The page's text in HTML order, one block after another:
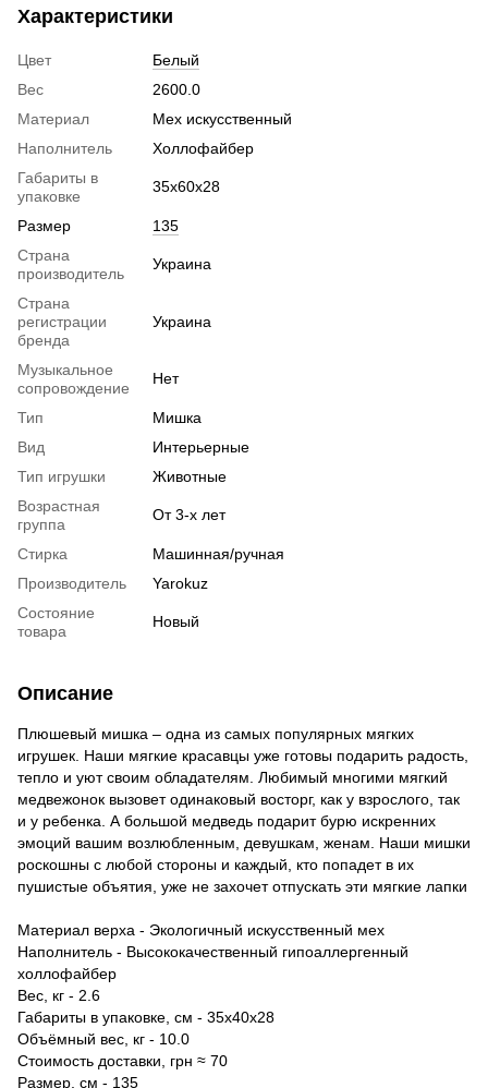
Характеристики
Цвет
Белый
Вес
2600.0
Материал
Мех искусственный
Наполнитель
Холлофайбер
Габариты в
упаковке
35х60х28
Размер
135
Страна
производитель
Украина
Страна
регистрации
бренда
Украина
Музыкальное
сопровождение
Нет
Тип
Мишка
Вид
Интерьерные
Тип игрушки
Животные
Возрастная
группа
От 3-х лет
Стирка
Машинная/ручная
Производитель
Yarokuz
Состояние
товара
Новый
Описание
Плюшевый мишка – одна из самых популярных мягких
игрушек. Наши мягкие красавцы уже готовы подарить радость,
тепло и уют своим обладателям. Любимый многими мягкий
медвежонок вызовет одинаковый восторг, как у взрослого, так
и у ребенка. А большой медведь подарит бурю искренних
эмоций вашим возлюбленным, девушкам, женам. Наши мишки
роскошны с любой стороны и каждый, кто попадет в их
пушистые объятия, уже не захочет отпускать эти мягкие лапки
Материал верха - Экологичный искусственный мех
Наполнитель - Высококачественный гипоаллергенный
холлофайбер
Вес, кг - 2.6
Габариты в упаковке, см - 35х40х28
Объёмный вес, кг - 10.0
Стоимость доставки, грн ≈ 70
Размер, см - 135